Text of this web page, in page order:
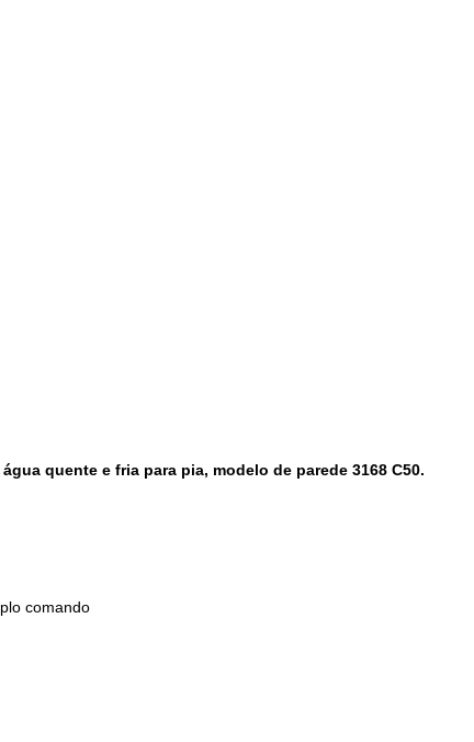
quente e fria para pia, modelo de parede 3168 C50.
comando